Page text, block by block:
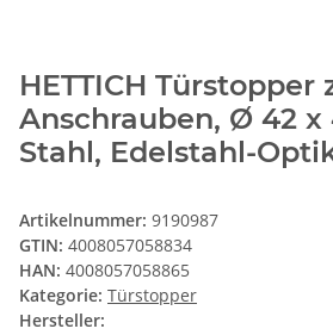
HETTICH Türstopper
Anschrauben, Ø 42 x
Stahl, Edelstahl-
Artikelnummer: 9190987
GTIN: 4008057058834
HAN: 4008057058865
Kategorie: Türstopper
Hersteller: